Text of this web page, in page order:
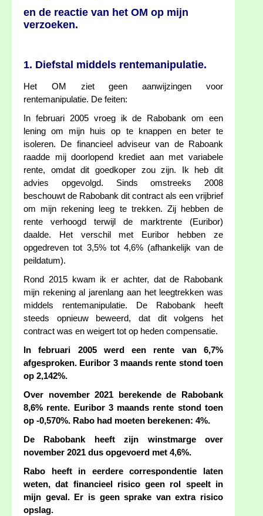
en de reactie van het OM op mijn
verzoeken.
1. Diefstal middels rentemanipulatie.
Het OM ziet geen aanwijzingen voor
rentemanipulatie. De feiten:
In februari 2005 vroeg ik de Rabobank om een
lening om mijn huis op te knappen en beter te
isoleren. De financieel adviseur van de Raboank
raadde mij doorlopend krediet aan met variabele
rente, omdat dit goedkoper zou zijn. Ik heb dit
advies opgevolgd. Sinds omstreeks 2008
beschouwt de Rabobank dit contract als een vrijbrief
om mijn rekening leeg te trekken. Zij hebben de
rente verhoogd terwijl de marktrente (Euribor)
daalde. Het verschil met Euribor hebben ze
opgedreven tot 3,5% tot 4,6% (afhankelijk van de
peildatum).
Rond 2015 kwam ik er achter, dat de Rabobank
mijn rekening al jarenlang aan het leegtrekken was
middels rentemanipulatie. De Rabobank heeft
steeds opnieuw beweerd, dat dit volgens het
contract was en weigert tot op heden compensatie.
In februari 2005 werd een rente van 6,7%
afgesproken. Euribor 3 maands rente stond toen
op 2,142%.
Over november 2021 berekende de Rabobank
8,6% rente. Euribor 3 maands rente stond toen
op -0,570%. Rabo had moeten berekenen: 4%.
De Rabobank heeft zijn winstmarge over
november 2021 dus opgevoerd met 4,6%.
Rabo heeft in eerdere correspondentie laten
weten, dat financieel risico geen rol speelt in
mijn geval. Er is geen sprake van extra risico
opslag.